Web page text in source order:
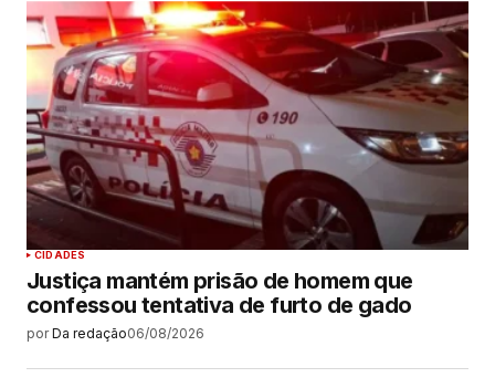
CIDADES
Justiça mantém prisão de homem que
confessou tentativa de furto de gado
por Da redação06/08/2026